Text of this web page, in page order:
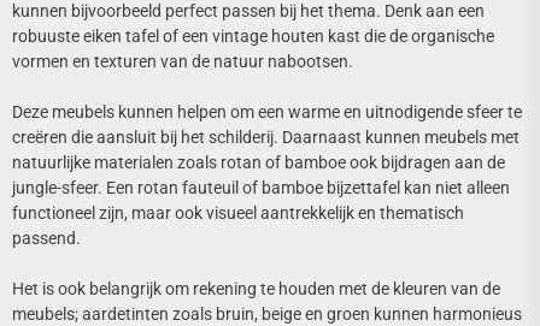
kunnen bijvoorbeeld perfect passen bij het thema. Denk aan een
robuuste eiken tafel of een vintage houten kast die de organische
vormen en texturen van de natuur nabootsen.
Deze meubels kunnen helpen om een warme en uitnodigende sfeer te
creëren die aansluit bij het schilderij. Daarnaast kunnen meubels met
natuurlijke materialen zoals rotan of bamboe ook bijdragen aan de
jungle-sfeer. Een rotan fauteuil of bamboe bijzettafel kan niet alleen
functioneel zijn, maar ook visueel aantrekkelijk en thematisch
passend.
Het is ook belangrijk om rekening te houden met de kleuren van de
meubels; aardetinten zoals bruin, beige en groen kunnen harmonieus